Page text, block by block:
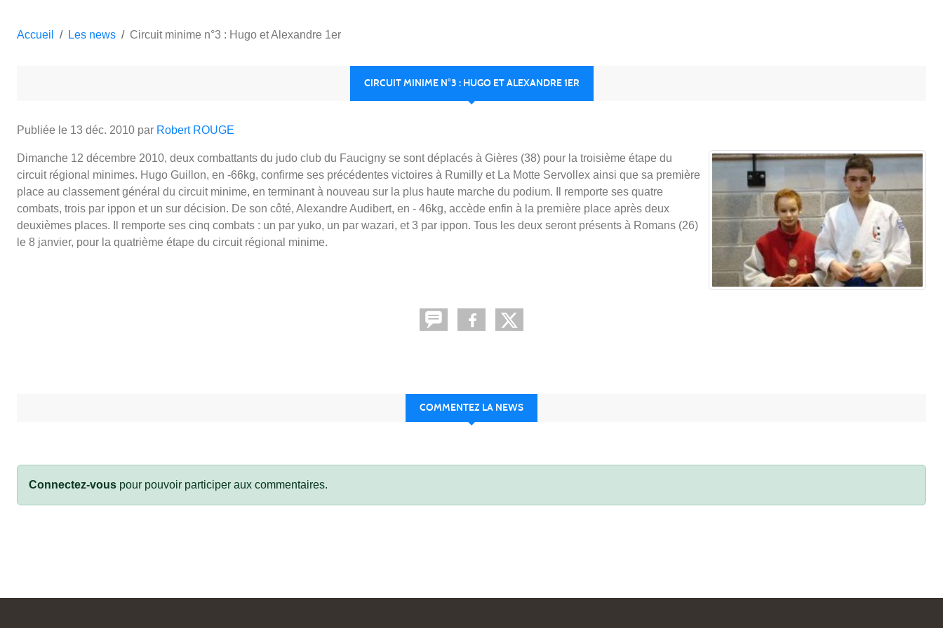
Accueil Les news Circuit minime n°3 : Hugo et Alexandre 1er
CIRCUIT MINIME N°3 : HUGO ET ALEXANDRE 1ER
Publiée le 13 déc. 2010 par Robert ROUGE
Dimanche 12 décembre 2010, deux combattants du judo club du Faucigny se sont déplacés à Gières (38) pour la troisième étape du
circuit régional minimes. Hugo Guillon, en -66kg, confirme ses précédentes victoires à Rumilly et La Motte Servollex ainsi que sa première
place au classement général du circuit minime, en terminant à nouveau sur la plus haute marche du podium. Il remporte ses quatre
combats, trois par ippon et un sur décision. De son côté, Alexandre Audibert, en - 46kg, accède enfin à la première place après deux
deuxièmes places. Il remporte ses cinq combats : un par yuko, un par wazari, et 3 par ippon. Tous les deux seront présents à Romans (26)
le 8 janvier, pour la quatrième étape du circuit régional minime.
COMMENTEZ LA NEWS
Connectez-vous pour pouvoir participer aux commentaires.